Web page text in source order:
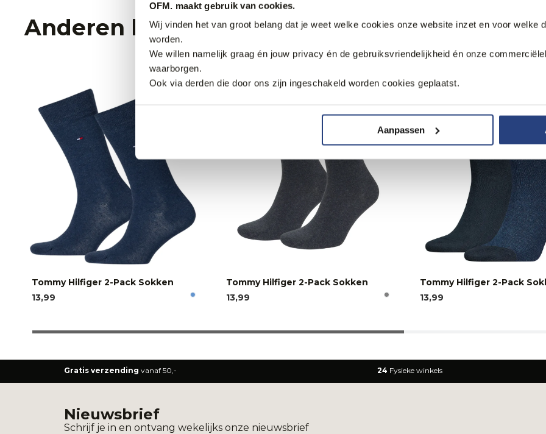
OFM. maakt gebruik van cookies.
Wij vinden het van groot belang dat je weet welke cookies onze website inzet en voor welke
worden.
We willen namelijk graag én jouw privacy én de gebruiksvriendelijkheid én onze
waarborgen.
Ook via derden die door ons zijn ingeschakeld worden cookies geplaatst.
Aanpassen
Anderen bekeken ook
Tommy Hilfiger 2-Pack Sokken
13,99
Tommy Hilfiger 2-Pack Sokken
13,99
Tommy Hilfiger 2-Pack
13,99
Gratis verzending vanaf 50,- 24 Fysieke winkels
Nieuwsbrief
Schrijf je in en ontvang wekelijks onze nieuwsbrief